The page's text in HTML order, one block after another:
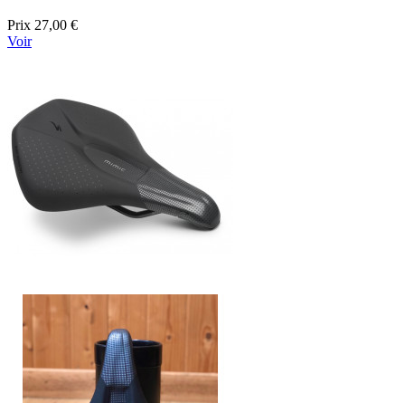
Prix 27,00 €
Voir